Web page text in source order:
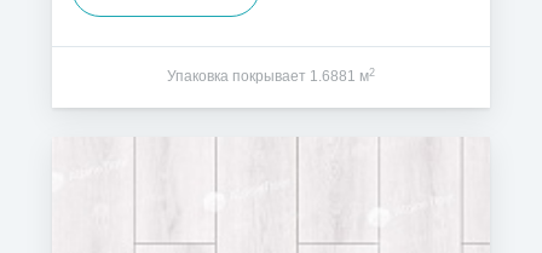
Упаковка покрывает 1.6881 м2